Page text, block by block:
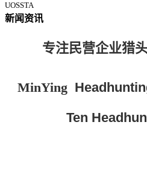
UOSSTA
新闻资讯
专注民营企业猎
MinYing
Ten